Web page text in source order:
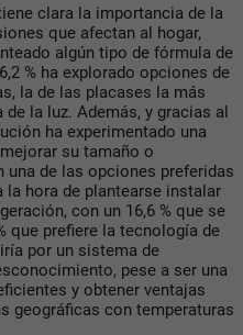
clara la importancia de la
que afectan al hogar,
algún tipo de fórmula de
% ha explorado opciones de
la de las placases la más
la luz. Además, y gracias al
ha experimentado una
su tamaño o
una de las opciones preferidas
hora de plantearse instalar
con un 16,6 % que se
que prefiere la tecnología de
por un sistema de
pese a ser una
y obtener ventajas
geográficas con temperaturas